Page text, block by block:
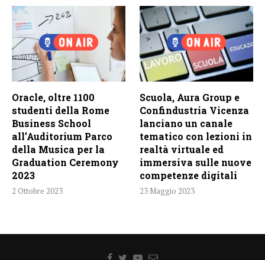
Oracle, oltre 1100
studenti della Rome
Business School
all’Auditorium Parco
della Musica per la
Graduation Ceremony
2023
2 Ottobre 2023
Scuola, Aura Group e
Confindustria Vicenza
lanciano un canale
tematico con lezioni in
realtà virtuale ed
immersiva sulle nuove
competenze digitali
23 Maggio 2023